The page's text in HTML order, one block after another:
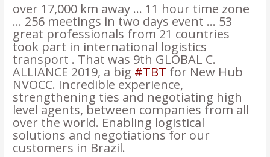
over 17,000 km away … 11 hour time zone
… 256 meetings in two days event … 53
great professionals from 21 countries
took part in international logistics
transport . That was 9th GLOBAL C.
ALLIANCE 2019, a big #TBT for New Hub
NVOCC. Incredible experience,
strengthening ties and negotiating high
level agents, between companies from all
over the world. Enabling logistical
solutions and negotiations for our
customers in Brazil.